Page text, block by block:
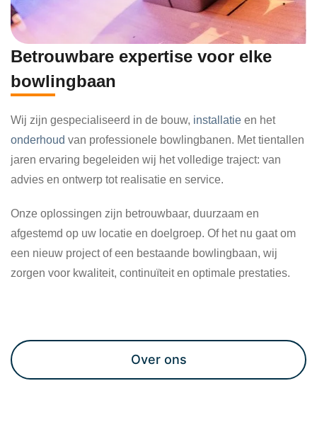
Betrouwbare expertise voor elke
bowlingbaan
Wij zijn gespecialiseerd in de bouw, installatie en het
onderhoud van professionele bowlingbanen. Met tientallen
jaren ervaring begeleiden wij het volledige traject: van
advies en ontwerp tot realisatie en service.
Onze oplossingen zijn betrouwbaar, duurzaam en
afgestemd op uw locatie en doelgroep. Of het nu gaat om
een nieuw project of een bestaande bowlingbaan, wij
zorgen voor kwaliteit, continuïteit en optimale prestaties.
Over ons